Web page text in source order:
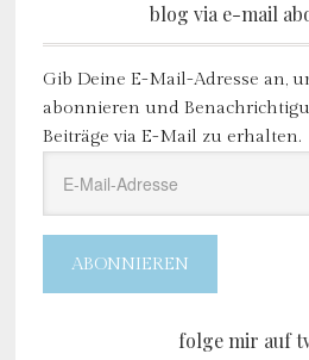
blog via e-mail
Gib Deine E-Mail-Adresse an,
abonnieren und
Beiträge via E-Mail zu erhalten.
Mail-
Adresse
ABONNIEREN
folge mir auf